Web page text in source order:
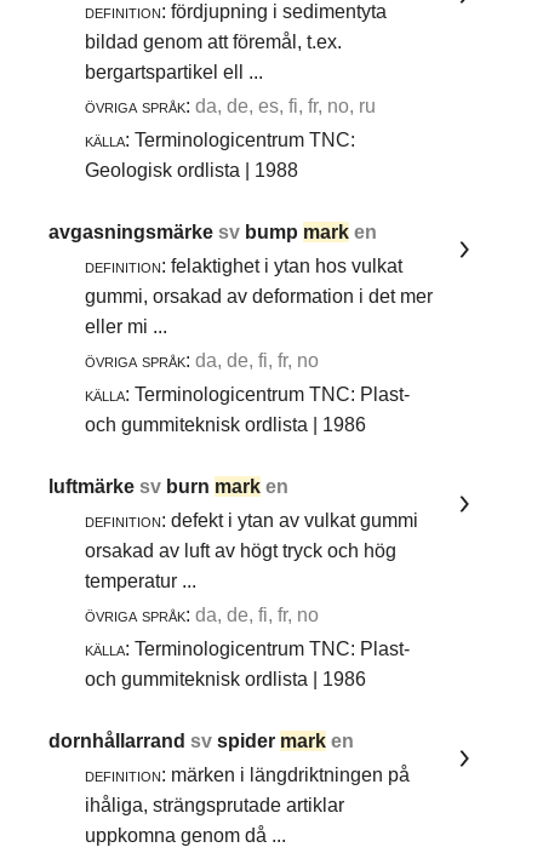
definition: fördjupning i sedimentyta
bildad genom att föremål, t.ex.
bergartspartikel ell ...
övriga språk: da, de, es, fi, fr, no, ru
källa: Terminologicentrum TNC:
Geologisk ordlista | 1988
avgasningsmärkesv bump mark en
definition: felaktighet i ytan hos vulkat
gummi, orsakad av deformation i det mer
eller mi ...
övriga språk: da, de, fi, fr, no
källa: Terminologicentrum TNC: Plast-
och gummiteknisk ordlista | 1986
luftmärkesv burn mark en
definition: defekt i ytan av vulkat gummi
orsakad av luft av högt tryck och hög
temperatur ...
övriga språk: da, de, fi, fr, no
källa: Terminologicentrum TNC: Plast-
och gummiteknisk ordlista | 1986
dornhållarrandsvspider mark en
definition: märken i längdriktningen på
ihåliga, strängsprutade artiklar
uppkomna genom då ...